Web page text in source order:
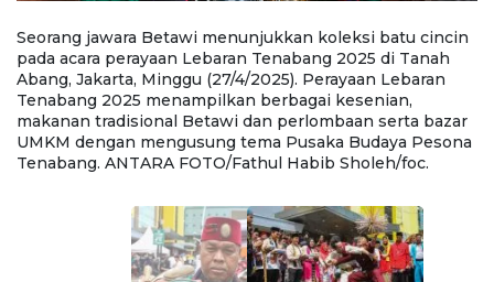
Seorang jawara Betawi menunjukkan koleksi batu cincin
pada acara perayaan Lebaran Tenabang 2025 di Tanah
Abang, Jakarta, Minggu (27/4/2025). Perayaan Lebaran
Tenabang 2025 menampilkan berbagai kesenian,
makanan tradisional Betawi dan perlombaan serta bazar
UMKM dengan mengusung tema Pusaka Budaya Pesona
Tenabang. ANTARA FOTO/Fathul Habib Sholeh/foc.